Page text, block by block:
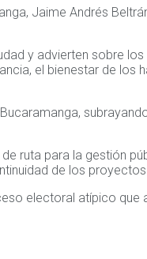
Jaime Andrés
y advierten sobre
el bienestar de los
ruta para la gestión
de los
electoral atípico que